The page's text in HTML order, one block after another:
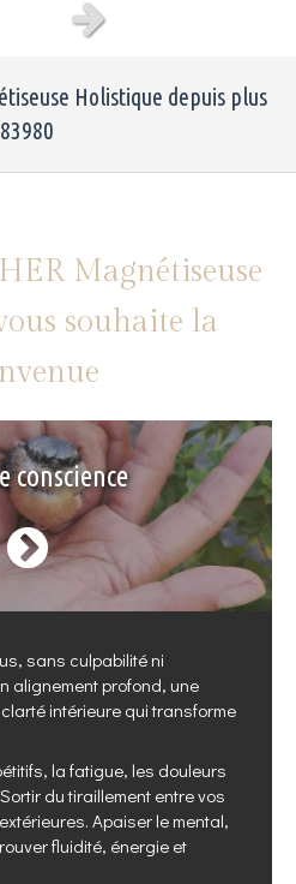
précédentSlide suivant
Holistique depuis plus
Magnétiseuse
souhaite la
conscience
sans culpabilité ni
alignement profond, une
intérieure qui transforme
la fatigue, les douleurs
du tiraillement entre vos
Apaiser le mental,
fluidité, énergie et